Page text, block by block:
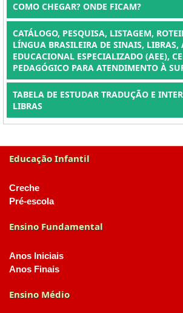
COMO CHEGAR? ONDE FICAM?
CATÁLOGO, PESQUISA, LISTAGEM,
LÍNGUA BRASILEIRA DE SINAIS, LIBRAS,
EDUCACIONAL ESPECIALIZADO (AEE),
PEDAGÓGICO PARA ATENDIMENTO À
TABELA DE ESTUDAR TRADUÇÃO E
LIBRAS
Educação Infantil
Creche
Pré-escola
Ensino Fundamental
Anos Iniciais
Anos Finais
Ensino Médio